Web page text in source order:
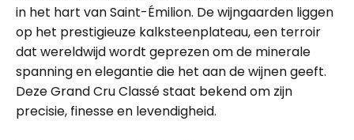
in het hart van Saint-Émilion. De wijngaarden liggen
op het prestigieuze kalksteenplateau, een terroir
dat wereldwijd wordt geprezen om de minerale
spanning en elegantie die het aan de wijnen geeft.
Deze Grand Cru Classé staat bekend om zijn
precisie, finesse en levendigheid.